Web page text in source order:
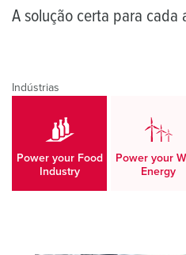
A solução certa para cada
Indústrias
Power your Food
Industry
Power your
Energy